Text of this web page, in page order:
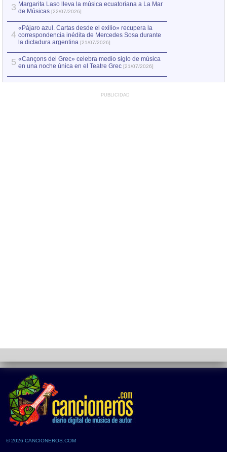
3 Margarita Laso lleva la música ecuatoriana a La Mar
de Músicas [22/07/2026]
4
«Pájaro azul. Cartas desde el exilio» recupera la
correspondencia inédita de Mercedes Sosa durante
la dictadura argentina [21/07/2026]
5 «Cançons del Grec» celebra medio siglo de música
en una noche única en el Teatre Grec [21/07/2026]
PUBLICIDAD
© 2026 CANCIONEROS.COM